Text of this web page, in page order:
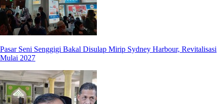
Pasar Seni Senggigi Bakal Disulap Mirip Sydney Harbour, Revitalisasi
Mulai 2027